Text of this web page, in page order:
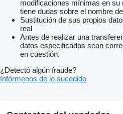
modificaciones mínimas en su
tiene dudas sobre el nombre
Sustitución de sus propios
real
Antes de realizar una
datos especificados sean
en cuestión.
¿Detectó algún fraude?
Infórmenos de lo sucedido